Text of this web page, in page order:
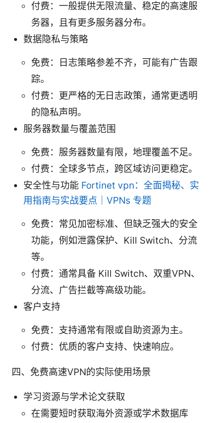
付费：一般提供无限流量、稳定的高速服
务器，且有更多服务器分布。
数据隐私与策略
免费：日志策略参差不齐，可能有广告跟
踪。
付费：更严格的无日志政策，通常更透明
的隐私声明。
服务器数量与覆盖范围
免费：服务器数量有限，地理覆盖不足。
付费：全球多节点，跨区域访问更稳定。
安全性与功能 Fortinet vpn：全面揭秘、实
用指南与实战要点｜VPNs 专题
免费：常见加密标准、但缺乏强大的安全
功能，例如泄露保护、Kill Switch、分流
等。
付费：通常具备 Kill Switch、双重VPN、
分流、广告拦截等高级功能。
客户支持
免费：支持通常有限或自助资源为主。
付费：优质的客户支持、快速响应。
四、免费高速VPN的实际使用场景
学习资源与学术论文获取
在需要短时获取海外资源或学术数据库